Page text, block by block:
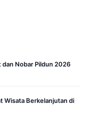
dan Nobar Pildun 2026
Wisata Berkelanjutan di